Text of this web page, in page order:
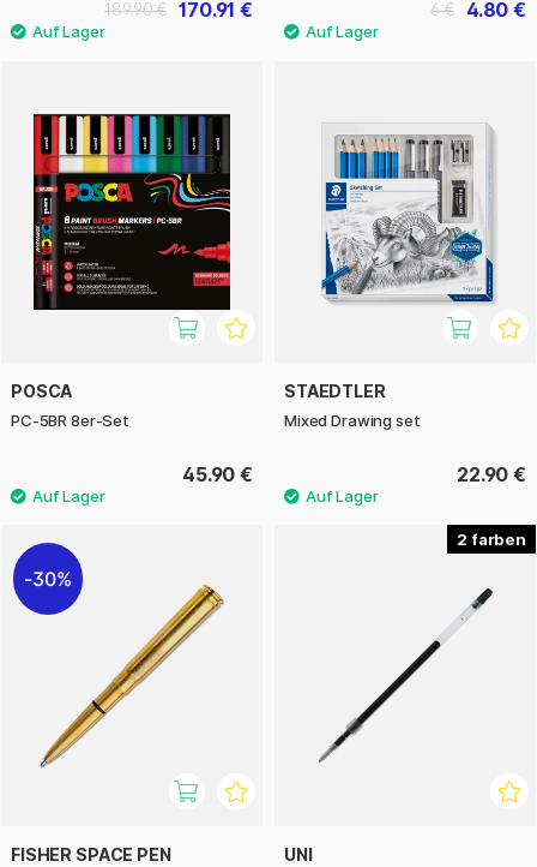
170.91 €
189.90 € 4.80 €
6 €
POSCA
PC-5BR 8er-Set
45.90 €
STAEDTLER
Mixed Drawing set
22.90 €
30%
FISHER SPACE PEN
2
UNI